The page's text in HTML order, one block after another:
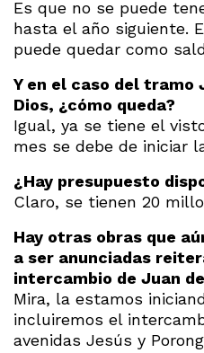
Es que no se puede
hasta el año siguiente.
puede quedar como
Y en el caso del tramo
Dios, ¿cómo queda?
Igual, ya se tiene el
mes se debe de iniciar
¿Hay presupuesto
Claro, se tienen 20
Hay otras obras que
a ser anunciadas
intercambio de Juan
Mira, la estamos
incluiremos el
avenidas Jesús y